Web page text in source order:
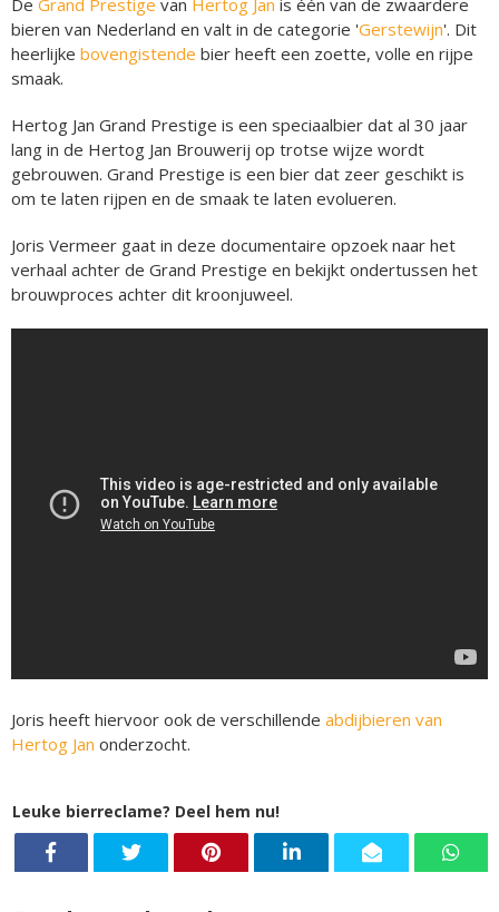
bieren van Nederland en valt in de categorie 'Gerstewijn'. Dit
heerlijke bovengistende bier heeft een zoette, volle en rijpe
smaak.
Hertog Jan Grand Prestige is een speciaalbier dat al 30 jaar
lang in de Hertog Jan Brouwerij op trotse wijze wordt
gebrouwen. Grand Prestige is een bier dat zeer geschikt is
om te laten rijpen en de smaak te laten evolueren.
Joris Vermeer gaat in deze documentaire opzoek naar het
verhaal achter de Grand Prestige en bekijkt ondertussen het
brouwproces achter dit kroonjuweel.
Joris heeft hiervoor ook de verschillende abdijbieren van
Hertog Jan onderzocht.
Leuke bierreclame? Deel hem nu!